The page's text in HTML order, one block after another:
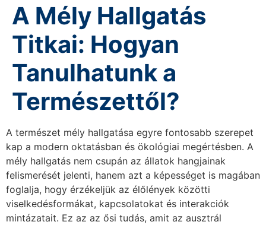
A Mély Hallgatás
Titkai: Hogyan
Tanulhatunk a
Természettől?
A természet mély hallgatása egyre fontosabb szerepet
kap a modern oktatásban és ökológiai megértésben. A
mély hallgatás nem csupán az állatok hangjainak
felismerését jelenti, hanem azt a képességet is magában
foglalja, hogy érzékeljük az élőlények közötti
viselkedésformákat, kapcsolatokat és interakciók
mintázatait. Ez az az ősi tudás, amit az ausztrál